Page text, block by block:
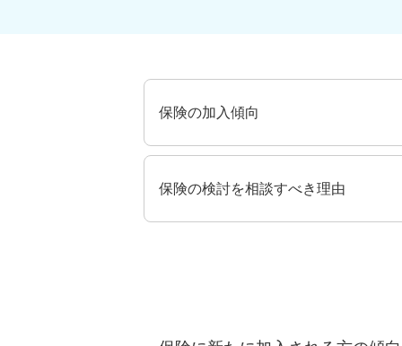
保険の加入傾向
保険の検討を相談すべき理由